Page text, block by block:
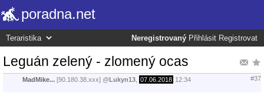
poradna.net
Neregistrovaný Přihlásit Registrovat
Leguán zelený - zlomený ocas
MadMike... [90.180.38.xxx] @Lukyn13 07.06.2018 12:34 #37